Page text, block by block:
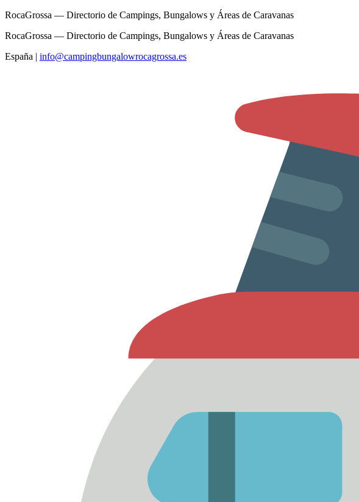
RocaGrossa — Directorio de Campings, Bungalows y Áreas de Caravanas
RocaGrossa — Directorio de Campings, Bungalows y Áreas de Caravanas
España | info@campingbungalowrocagrossa.es